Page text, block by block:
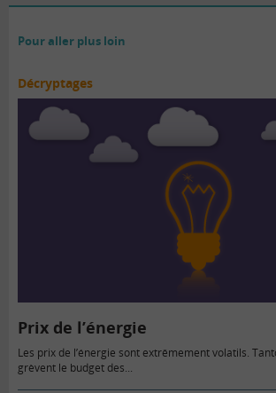
Pour aller plus loin
Décryptages
Prix de l’énergie
Les prix de l’énergie sont extrêmement volatils.
grèvent le budget des...